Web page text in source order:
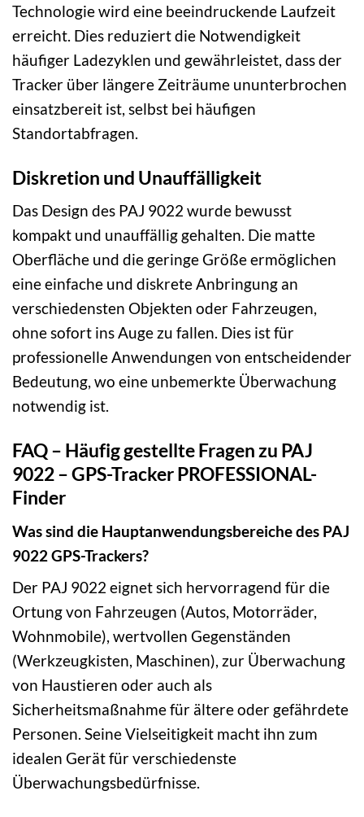
Technologie wird eine beeindruckende Laufzeit
erreicht. Dies reduziert die Notwendigkeit
häufiger Ladezyklen und gewährleistet, dass der
Tracker über längere Zeiträume ununterbrochen
einsatzbereit ist, selbst bei häufigen
Standortabfragen.
Diskretion und Unauffälligkeit
Das Design des PAJ 9022 wurde bewusst
kompakt und unauffällig gehalten. Die matte
Oberfläche und die geringe Größe ermöglichen
eine einfache und diskrete Anbringung an
verschiedensten Objekten oder Fahrzeugen,
ohne sofort ins Auge zu fallen. Dies ist für
professionelle Anwendungen von entscheidender
Bedeutung, wo eine unbemerkte Überwachung
notwendig ist.
FAQ – Häufig gestellte Fragen zu PAJ
9022 – GPS-Tracker PROFESSIONAL-
Finder
Was sind die Hauptanwendungsbereiche des PAJ
9022 GPS-Trackers?
Der PAJ 9022 eignet sich hervorragend für die
Ortung von Fahrzeugen (Autos, Motorräder,
Wohnmobile), wertvollen Gegenständen
(Werkzeugkisten, Maschinen), zur Überwachung
von Haustieren oder auch als
Sicherheitsmaßnahme für ältere oder gefährdete
Personen. Seine Vielseitigkeit macht ihn zum
idealen Gerät für verschiedenste
Überwachungsbedürfnisse.